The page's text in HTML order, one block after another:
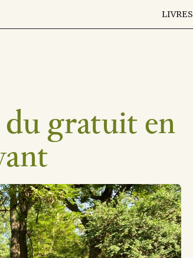
LIVRES
gratuit en